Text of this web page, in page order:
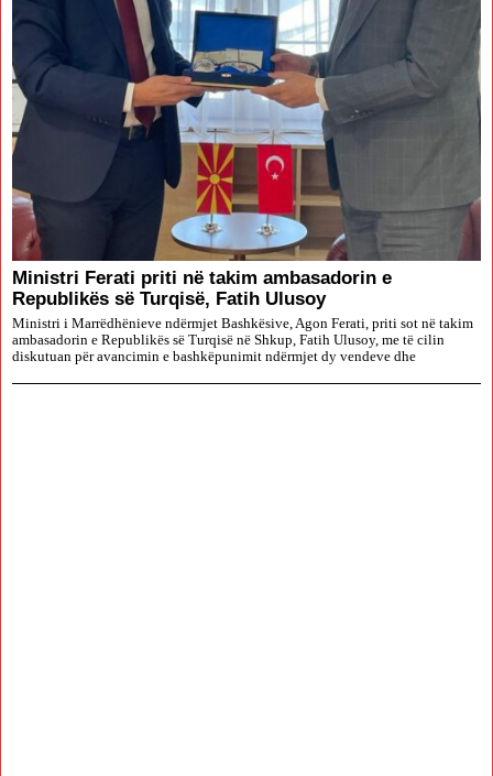
Ministri Ferati priti në takim ambasadorin e
Republikës së Turqisë, Fatih Ulusoy
Ministri i Marrëdhënieve ndërmjet Bashkësive, Agon Ferati, priti sot në takim
ambasadorin e Republikës së Turqisë në Shkup, Fatih Ulusoy, me të cilin
diskutuan për avancimin e bashkëpunimit ndërmjet dy vendeve dhe